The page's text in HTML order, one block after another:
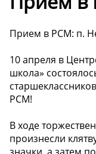
Прием в РСМ: п.
10 апреля в
школа»
РСМ!
В ходе
произнесли